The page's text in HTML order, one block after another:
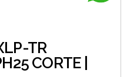
TR
CORTE |